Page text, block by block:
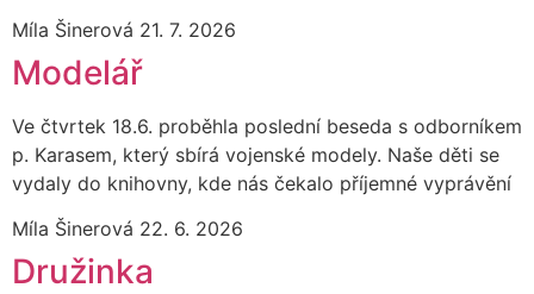
Míla Šinerová 21. 7. 2026
Modelář
Ve čtvrtek 18.6. proběhla poslední beseda s odborníkem
p. Karasem, který sbírá vojenské modely. Naše děti se
vydaly do knihovny, kde nás čekalo příjemné vyprávění
Míla Šinerová 22. 6. 2026
Družinka